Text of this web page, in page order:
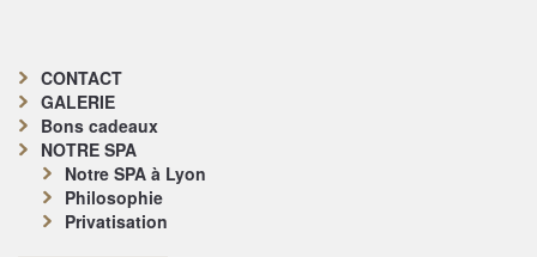
CONTACT
GALERIE
Bons cadeaux
NOTRE SPA
Notre SPA à Lyon
Philosophie
Privatisation